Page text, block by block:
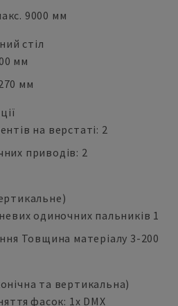
9000 мм
стіл
мм
мм
на верстаті: 2
приводів: 2
одиночних пальників 1
Товщина матеріалу 3-200
та вертикальна)
фасок: 1x DMX